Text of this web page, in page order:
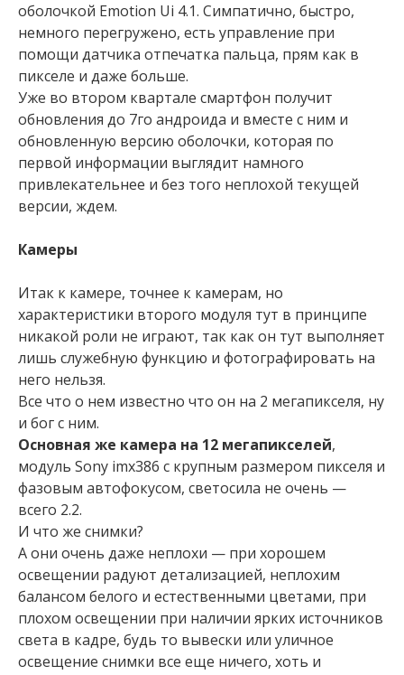
оболочкой Emotion Ui 4.1. Симпатично, быстро,
немного перегружено, есть управление при
помощи датчика отпечатка пальца, прям как в
пикселе и даже больше.
Уже во втором квартале смартфон получит
обновления до 7го андроида и вместе с ним и
обновленную версию оболочки, которая по
первой информации выглядит намного
привлекательнее и без того неплохой текущей
версии, ждем.
Камеры
Итак к камере, точнее к камерам, но
характеристики второго модуля тут в принципе
никакой роли не играют, так как он тут выполняет
лишь служебную функцию и фотографировать на
него нельзя.
Все что о нем известно что он на 2 мегапикселя, ну
и бог с ним.
Основная же камера на 12 мегапикселей,
модуль Sony imx386 с крупным размером пикселя и
фазовым автофокусом, светосила не очень —
всего 2.2.
И что же снимки?
А они очень даже неплохи — при хорошем
освещении радуют детализацией, неплохим
балансом белого и естественными цветами, при
плохом освещении при наличии ярких источников
света в кадре, будь то вывески или уличное
освещение снимки все еще ничего, хоть и